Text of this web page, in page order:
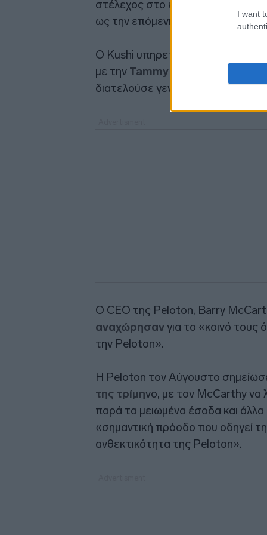
I want
στέλεχος στο κατάστημα
ως την επόμενη πρόεδρο της.
Ο Kushi υπηρετούσε ως ο
με την Tammy Albarrán
να
διατελούσε γενικός σύμβουλος
Ο CEO της Peloton, Barry
αναχώρησαν για το «κοινό
την Peloton».
Η Peloton τον Αύγουστο
της τρίμηνο, με τον McCarthy να
παρά τα μειωμένα έσοδα και άλλα
«σημαντική πρόοδο που οδηγεί
ανθεκτικότητα της Peloton».